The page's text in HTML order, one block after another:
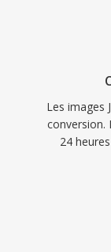
Les images
conversion.
24